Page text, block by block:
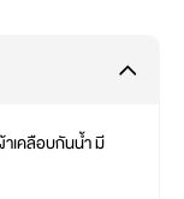
าเคลือบกันน้ำ มี